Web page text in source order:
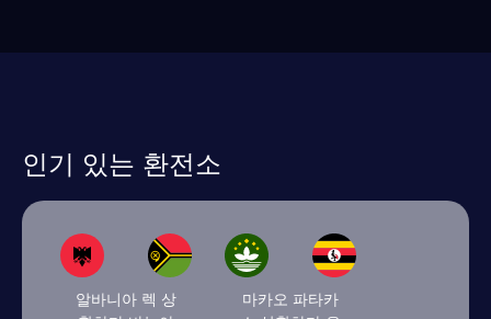
인기 있는 환전소
알바니아 렉 상
마카오 파타카